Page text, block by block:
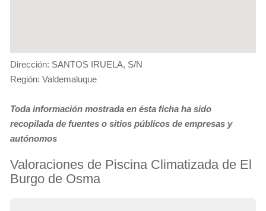
Dirección: SANTOS IRUELA, S/N
Región: Valdemaluque
Toda información mostrada en ésta ficha ha sido
recopilada de fuentes o sitios públicos de empresas y
autónomos
Valoraciones de Piscina Climatizada de El
Burgo de Osma